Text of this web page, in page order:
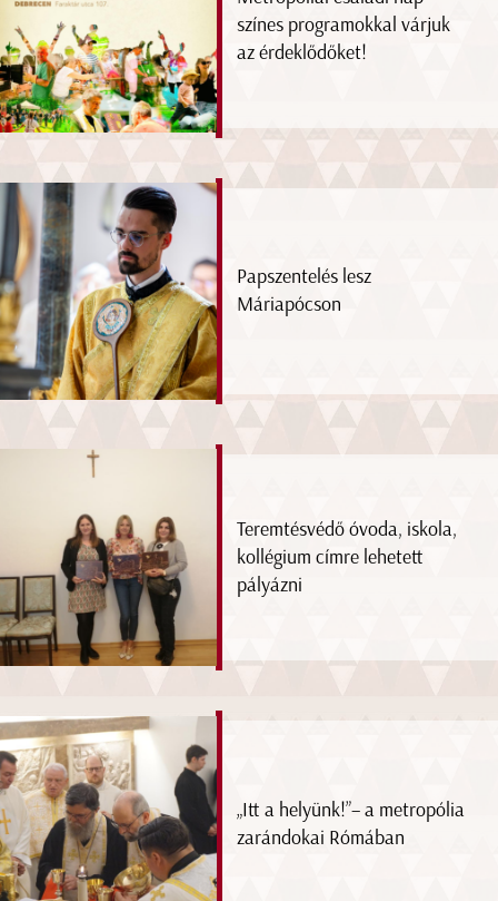
színes programokkal várjuk
az érdeklődőket!
Papszentelés lesz
Máriapócson
Teremtésvédő óvoda, iskola,
kollégium címre lehetett
pályázni
„Itt a helyünk!”– a metropólia
zarándokai Rómában